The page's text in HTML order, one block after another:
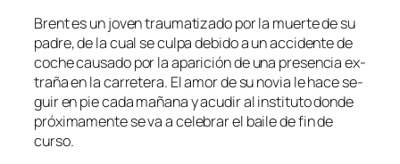
Brent es un jo­ven trau­ma­ti­za­do por la muer­te de su
pa­dre, de la cual se cul­pa de­bi­do a un ac­ci­den­te de
co­che cau­sa­do por la apa­ri­ción de una pre­sen­cia ex­
tra­ña en la ca­rre­te­ra. El amor de su no­via le ha­ce se­
guir en pie ca­da ma­ña­na y acu­dir al ins­ti­tu­to don­de
pró­xi­ma­men­te se va a ce­le­brar el bai­le de fin de
curso.